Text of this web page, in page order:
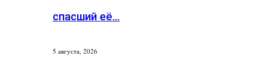
спасший её…
5 августа, 2026